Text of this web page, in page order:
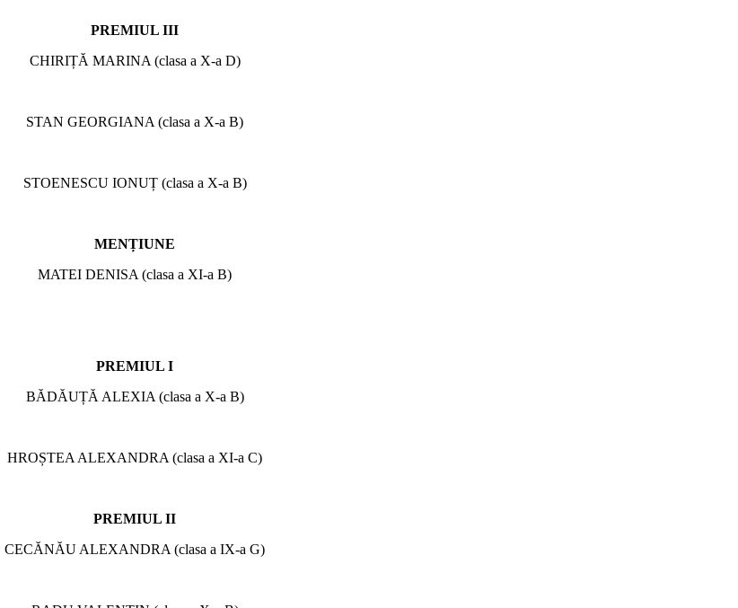
PREMIUL III
CHIRIȚĂ MARINA (clasa a X-a D)
STAN GEORGIANA (clasa a X-a B)
STOENESCU IONUȚ (clasa a X-a B)
MENȚIUNE
MATEI DENISA (clasa a XI-a B)
PREMIUL I
BĂDĂUȚĂ ALEXIA (clasa a X-a B)
HROȘTEA ALEXANDRA (clasa a XI-a C)
PREMIUL II
CECĂNĂU ALEXANDRA (clasa a IX-a G)